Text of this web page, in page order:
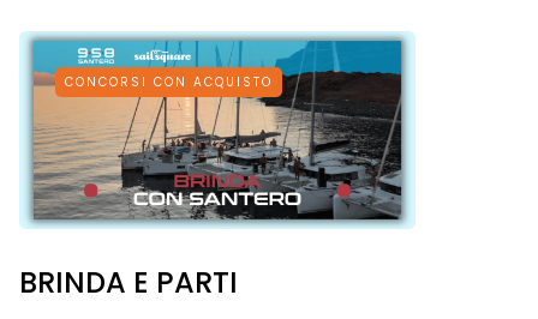
CONCORSI CON ACQUISTO
BRINDA E PARTI